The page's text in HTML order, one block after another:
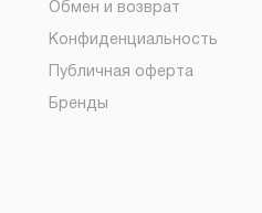
Обмен и возврат
Конфиденциальность
Публичная оферта
Бренды